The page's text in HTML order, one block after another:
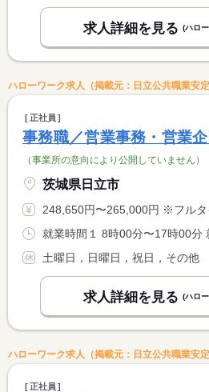
求人詳細を見る (ハロ
ハローワーク求人（掲載元：日立公共職業安定
正社員
事務職／営業事務・営業
（事業所の意向により公開していません）
茨城県日立市
248,650円〜265,000円 ※フルタイム求人の場合は月額（換算額）、パ
土曜日，日曜日，祝日，その他
求人詳細を見る (ハロ
ハローワーク求人（掲載元：日立公共職業安定
正社員